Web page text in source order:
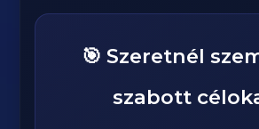
🎯 Szeretnél
szabott